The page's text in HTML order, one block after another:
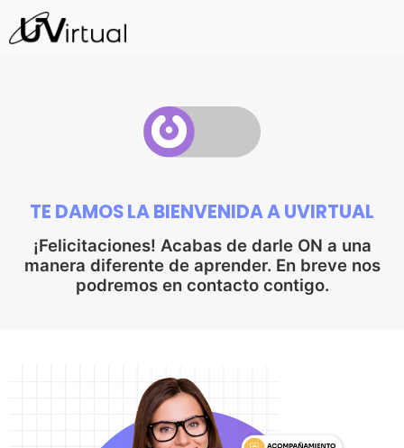
TE DAMOS LA BIENVENIDA A UVIRTUAL
¡Felicitaciones! Acabas de darle ON a una
manera diferente de aprender. En breve nos
podremos en contacto contigo.